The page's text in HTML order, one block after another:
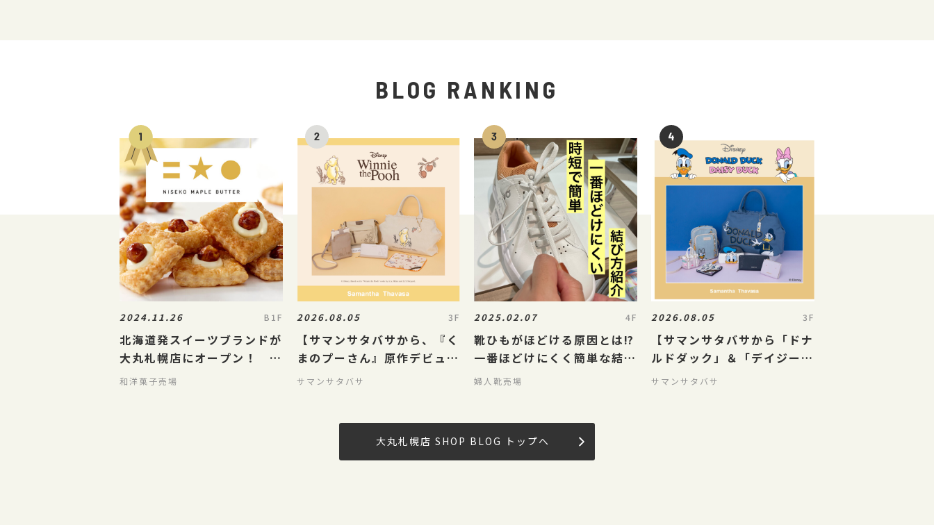
BLOG RANKING
2024.11.26 B1F
北海道発スイーツブランドが
大丸札幌店にオープン！ ニ
セコメイプルバター
和洋菓子売場
2026.08.05 3F
【サマンサタバサから、『く
まのプーさん』原作デビュー
100周年を記念した 「クラ
サマンサタバサ
2025.02.07 4F
靴ひもがほどける原因とは⁉️
一番ほどけにくく簡単な結び
方紹介‼️
婦人靴売場
2026.08.05 3F
【サマンサタバサから「ドナ
ルドダック」＆「デイジーダ
ック」のコレクションアイテ
サマンサタバサ
大丸札幌店 SHOP BLOG トップへ